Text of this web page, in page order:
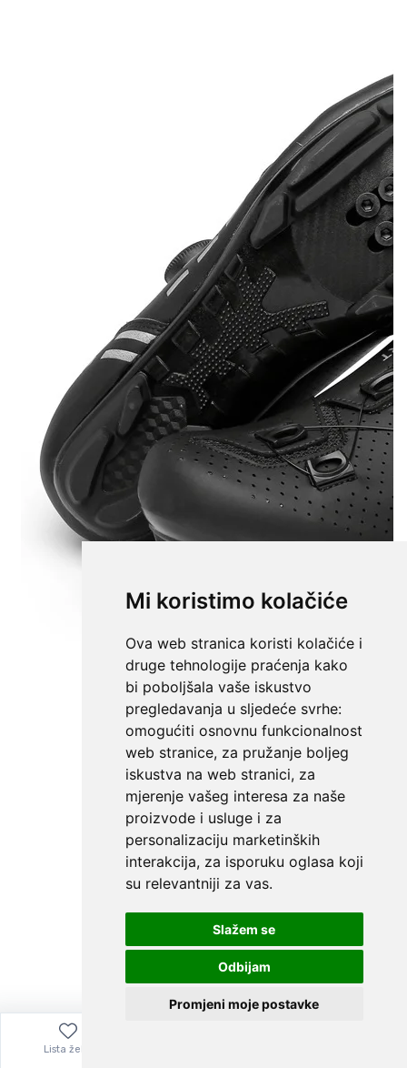
Mi koristimo kolačiće
Ova web stranica koristi kolačiće i
druge tehnologije praćenja kako
bi poboljšala vaše iskustvo
pregledavanja u sljedeće svrhe:
omogućiti osnovnu funkcionalnost
web stranice, za pružanje boljeg
iskustva na web stranici, za
mjerenje vašeg interesa za naše
proizvode i usluge i za
personalizaciju marketinških
interakcija, za isporuku oglasa koji
su relevantniji za vas.
Slažem se
Odbijam
Promjeni moje postavke
Lista želja